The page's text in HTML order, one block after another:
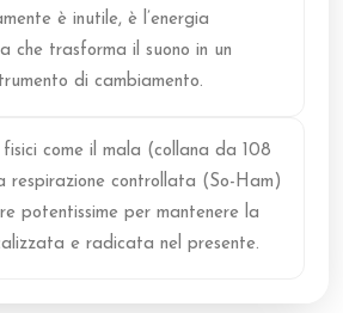
è inutile, è l’energia
che trasforma il suono in un
di cambiamento.
fisici come il mala (collana da 108
respirazione controllata (So-Ham)
potentissime per mantenere la
e radicata nel presente.